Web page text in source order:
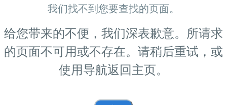
我们找不到您要查找的页面。
给您带来的不便，我们深表歉意。所请求
的页面不可用或不存在。请稍后重试，或
使用导航返回主页。